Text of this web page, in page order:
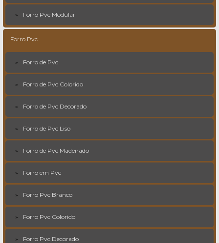
Forro Pvc Modular
Forro Pvc
Forro de Pvc
Forro de Pvc Colorido
Forro de Pvc Decorado
Forro de Pvc Liso
Forro de Pvc Madeirado
Forro em Pvc
Forro Pvc Branco
Forro Pvc Colorido
Forro Pvc Decorado